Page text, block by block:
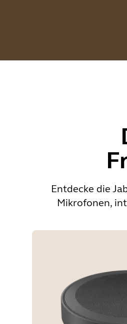
Entdecke die
Mikrofonen,